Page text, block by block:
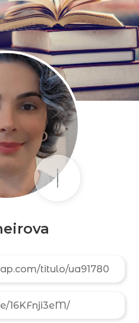
titulo/ua91780
16KFnji3eM/